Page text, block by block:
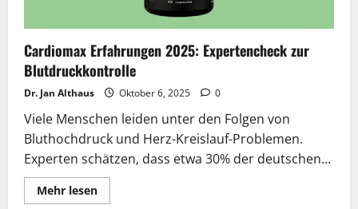
Cardiomax Erfahrungen 2025: Expertencheck zur
Blutdruckkontrolle
Dr. Jan Althaus Oktober 6, 2025 0
Viele Menschen leiden unter den Folgen von
Bluthochdruck und Herz-Kreislauf-Problemen.
Experten schätzen, dass etwa 30% der deutschen...
Mehr lesenLesen
Sie